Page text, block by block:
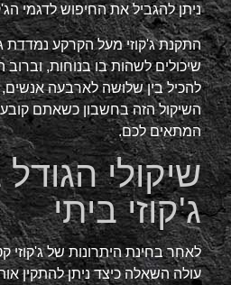
ניתן להגביל את החיפוש לדגמי
התקנת ג'קוזי מעל הקרקע נמדדת
שיכולים לשהות בו בנוחות, וברוב
להכיל בין שלושה לארבעה
השיקול הזה בחשבון כשאתם
המתאים לכם.
שיקולי הגודל
ג'קוזי ביתי
לאחר בחינת היתרונות של ג'קוזי
עולה השאלה כיצד ניתן להתקין